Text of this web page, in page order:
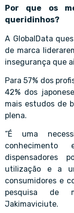
Por que os
queridinhos?
A GlobalData
de marca
insegurança que
Para 57% dos
42% dos
mais estudos de
plena.
“É uma
dispensadores
utilização e a
consumidores e
pesquisa de
Jakimaviciute.